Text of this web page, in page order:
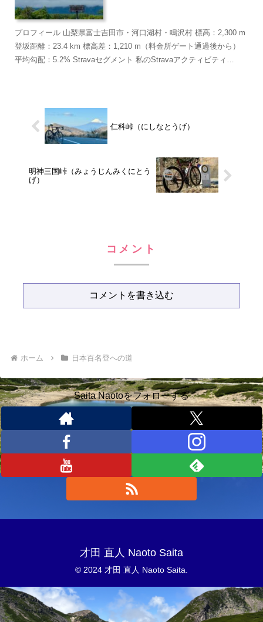
プロフィール 山梨県富士吉田市・河口湖村・鳴沢村 標高：2,300 m
登坂距離：23.4 km 標高差：1,210 m（料金所ゲート通過後から）
平均勾配：5.2% Stravaセグメント 私のStravaアクティビティ
仁科峠（にしなとうげ）
明神三国峠（みょうじんみくにとう
げ）
コメント
コメントを書き込む
ホーム 日本百名登への道
Saita Naotoをフォローする
才田 直人 Naoto Saita
© 2024 才田 直人 Naoto Saita.